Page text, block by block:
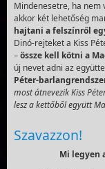
Mindenesetre, ha nem
akkor két lehetőség
hajtani a felszínről
Dinó-rejteket a Kiss
–össze kell kötni a
új nevet adni az
Péter-
most átnevezik Kiss
lesz a kettőből együtt
Szavazzon!
Mi legyen